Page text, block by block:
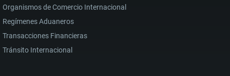
Organismos de Comercio Internacional
Regímenes Aduaneros
Transacciones Financieras
Tránsito Internacional